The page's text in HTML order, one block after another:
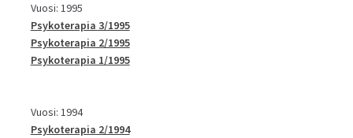
Vuosi: 1995
Psykoterapia 3/1995
Psykoterapia 2/1995
Psykoterapia 1/1995
Vuosi: 1994
Psykoterapia 2/1994